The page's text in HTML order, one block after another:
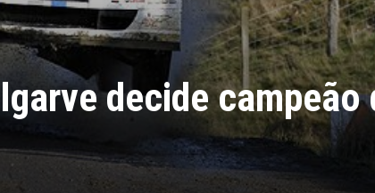
decide campeão